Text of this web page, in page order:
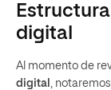
digital
Al momento de
digital
,